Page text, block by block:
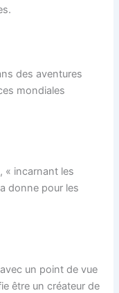
des aventures
mondiales
« incarnant les
donne pour les
un point de vue
être un créateur de